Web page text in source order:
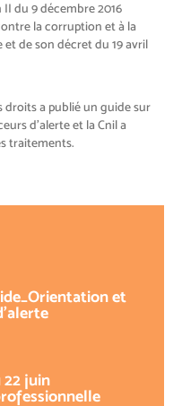
II du 9 décembre 2016
la corruption et à la
de son décret du 19 avril
droits a publié un guide sur
d’alerte et la Cnil a
traitements.
et
22 juin